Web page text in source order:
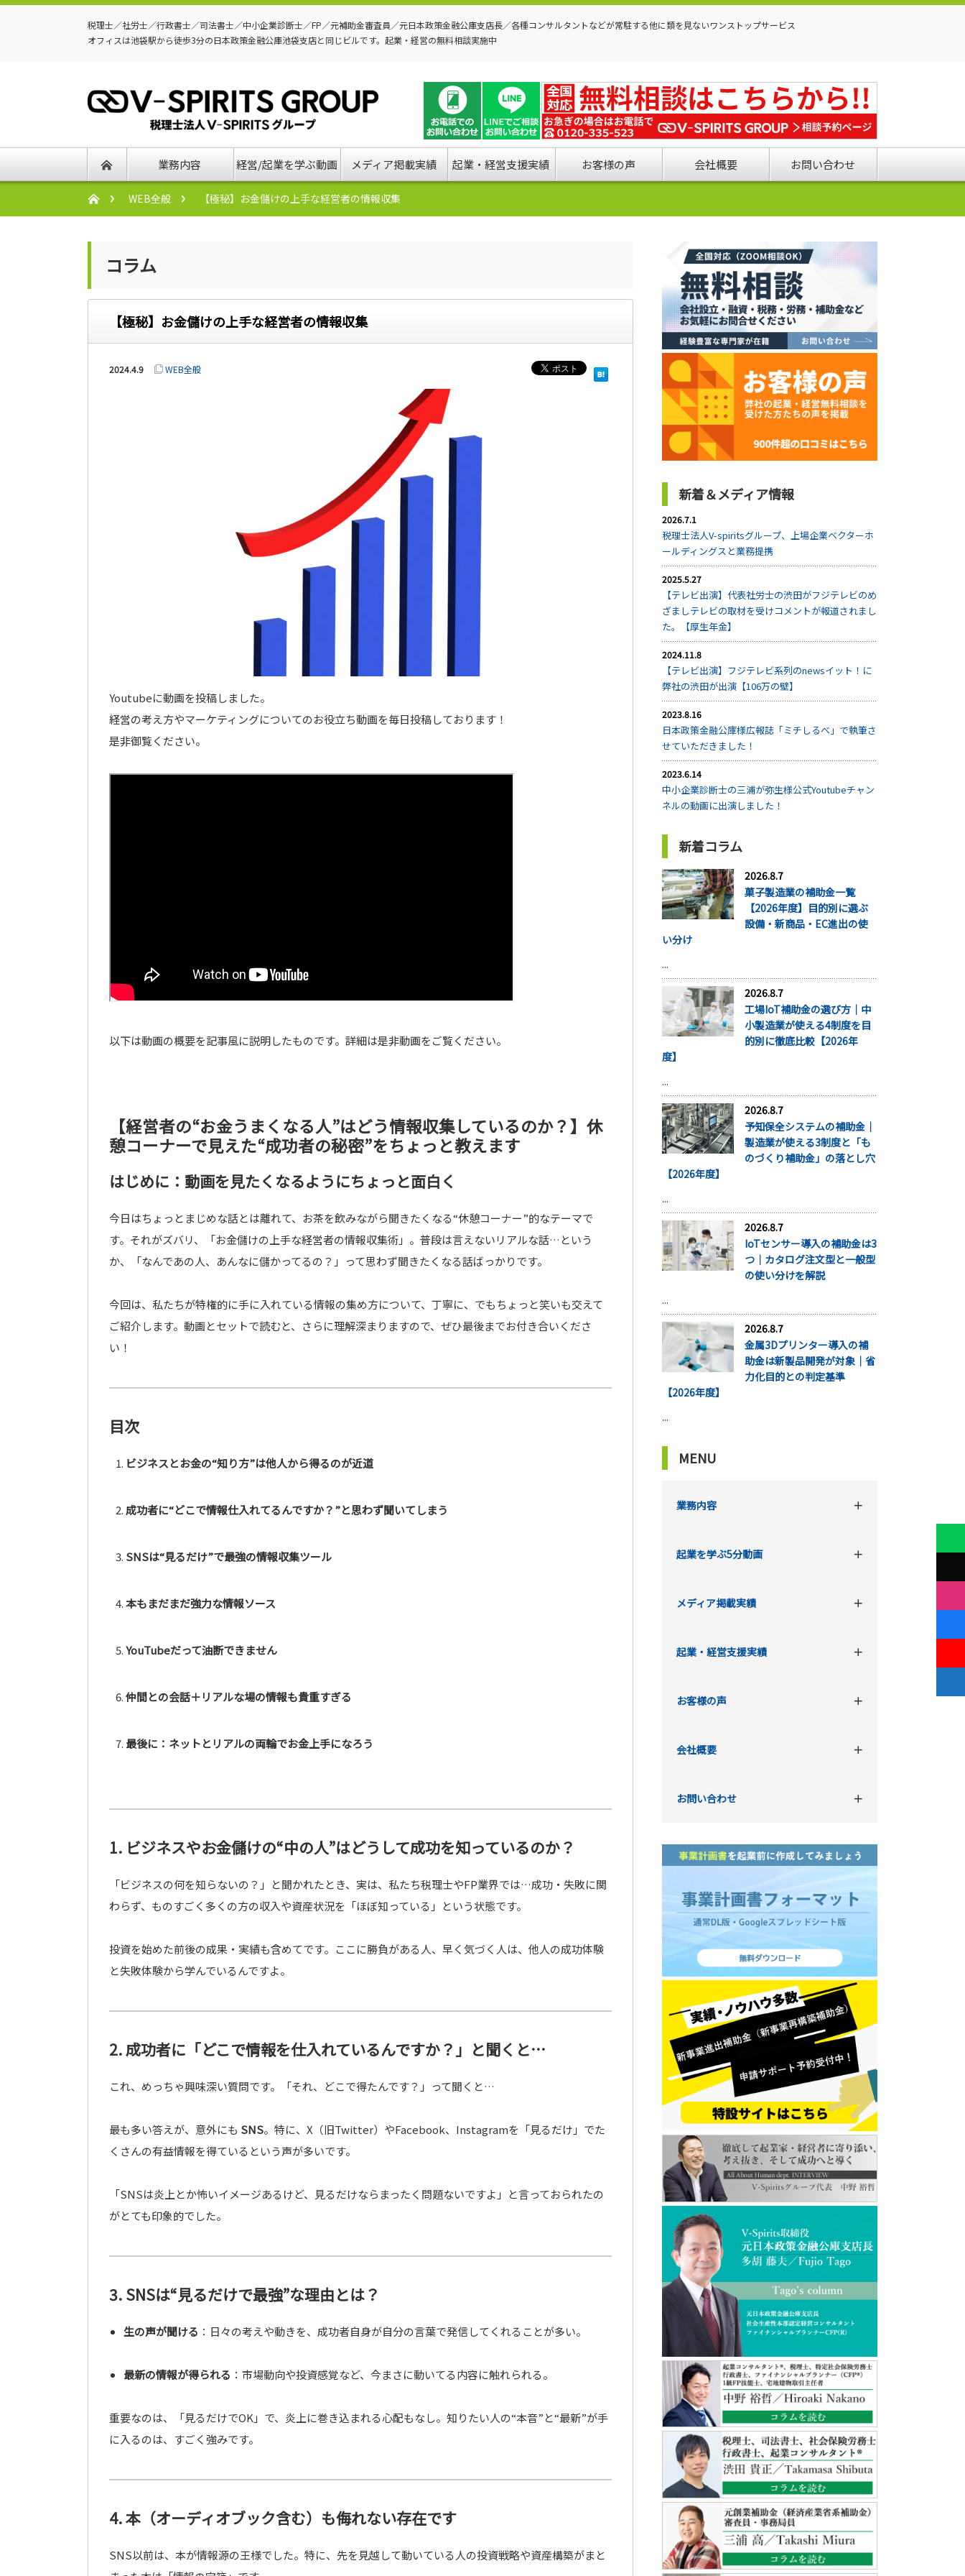
税理士／社労士／行政書士／司法書士／中小企業診断士／FP／元補助金審査員／元日本政策金融公庫支店長／各種コンサルタントなどが常駐する他に類を見ないワンストップサービス
オフィスは池袋駅から徒歩3分の日本政策金融公庫池袋支店と同じビルです。起業・経営の無料相談実施中
業務内容 経営/起業を学ぶ動画 メディア掲載実績 起業・経営支援実績 お客様の声 会社概要 お問い合わせ
WEB全般 【極秘】お金儲けの上手な経営者の情報収集
コラム
【極秘】お金儲けの上手な経営者の情報収集
2024.4.9 WEB全般
Youtubeに動画を投稿しました。
経営の考え方やマーケティングについてのお役立ち動画を毎日投稿しております！
是非御覧ください。
以下は動画の概要を記事風に説明したものです。詳細は是非動画をご覧ください。
【経営者の“お金うまくなる人”はどう情報収集しているのか？】休
憩コーナーで見えた“成功者の秘密”をちょっと教えます
はじめに：動画を見たくなるようにちょっと面白く
今日はちょっとまじめな話とは離れて、お茶を飲みながら聞きたくなる“休憩コーナー”的なテーマで
す。それがズバリ、「お金儲けの上手な経営者の情報収集術」。普段は言えないリアルな話…という
か、「なんであの人、あんなに儲かってるの？」って思わず聞きたくなる話ばっかりです。
今回は、私たちが特権的に手に入れている情報の集め方について、丁寧に、でもちょっと笑いも交えて
ご紹介します。動画とセットで読むと、さらに理解深まりますので、ぜひ最後までお付き合いくださ
い！
目次
ビジネスとお金の“知り方”は他人から得るのが近道
成功者に“どこで情報仕入れてるんですか？”と思わず聞いてしまう
SNSは“見るだけ”で最強の情報収集ツール
本もまだまだ強力な情報ソース
YouTubeだって油断できません
仲間との会話＋リアルな場の情報も貴重すぎる
最後に：ネットとリアルの両輪でお金上手になろう
1. ビジネスやお金儲けの“中の人”はどうして成功を知っているのか？
「ビジネスの何を知らないの？」と聞かれたとき、実は、私たち税理士やFP業界では…成功・失敗に関
わらず、ものすごく多くの方の収入や資産状況を「ほぼ知っている」という状態です。
投資を始めた前後の成果・実績も含めてです。ここに勝負がある人、早く気づく人は、他人の成功体験
と失敗体験から学んでいるんですよ。
2. 成功者に「どこで情報を仕入れているんですか？」と聞くと…
これ、めっちゃ興味深い質問です。「それ、どこで得たんです？」って聞くと…
最も多い答えが、意外にも SNS。特に、X（旧Twitter）やFacebook、Instagramを「見るだけ」でた
くさんの有益情報を得ているという声が多いです。
「SNSは炎上とか怖いイメージあるけど、見るだけならまったく問題ないですよ」と言っておられたの
がとても印象的でした。
3. SNSは“見るだけで最強”な理由とは？
生の声が聞ける ：日々の考えや動きを、成功者自身が自分の言葉で発信してくれることが多い。
最新の情報が得られる ：市場動向や投資感覚など、今まさに動いてる内容に触れられる。
重要なのは、「見るだけでOK」で、炎上に巻き込まれる心配もなし。知りたい人の“本音”と“最新”が手
に入るのは、すごく強みです。
4. 本（オーディオブック含む）も侮れない存在です
SNS以前は、本が情報源の王様でした。特に、先を見越して動いている人の投資戦略や資産構築がまと
新着＆メディア情報
2026.7.1
税理士法人V-spiritsグループ、上場企業ベクターホ
ールディングスと業務提携
2025.5.27
【テレビ出演】代表社労士の渋田がフジテレビのめ
ざましテレビの取材を受けコメントが報道されまし
た。【厚生年金】
2024.11.8
【テレビ出演】フジテレビ系列のnewsイット！に
弊社の渋田が出演【106万の壁】
2023.8.16
日本政策金融公庫様広報誌「ミチしるべ」で執筆さ
せていただきました！
2023.6.14
中小企業診断士の三浦が弥生様公式Youtubeチャン
ネルの動画に出演しました！
新着コラム
2026.8.7
菓子製造業の補助金一覧
【2026年度】目的別に選ぶ
設備・新商品・EC進出の使
い分け
...
2026.8.7
工場IoT補助金の選び方｜中
小製造業が使える4制度を目
的別に徹底比較【2026年
度】
...
2026.8.7
予知保全システムの補助金｜
製造業が使える3制度と「も
のづくり補助金」の落とし穴
【2026年度】
...
2026.8.7
IoTセンサー導入の補助金は3
つ｜カタログ注文型と一般型
の使い分けを解説
...
2026.8.7
金属3Dプリンター導入の補
助金は新製品開発が対象｜省
力化目的との判定基準
【2026年度】
...
MENU
業務内容
起業を学ぶ5分動画
メディア掲載実績
起業・経営支援実績
お客様の声
会社概要
お問い合わせ